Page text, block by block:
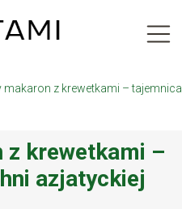
makaron z krewetkami – tajemnica
z krewetkami –
azjatyckiej